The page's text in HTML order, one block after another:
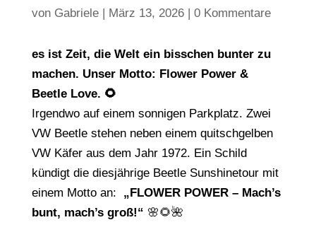
von Gabriele| März 13, 2026| 0 Kommentare
es ist Zeit, die Welt ein bisschen bunter zu
machen. Unser Motto: Flower Power &
Beetle Love. 🌻
Irgendwo auf einem sonnigen Parkplatz. Zwei
VW Beetle stehen neben einem quitschgelben
VW Käfer aus dem Jahr 1972. Ein Schild
kündigt die diesjährige Beetle Sunshinetour mit
einem Motto an: „FLOWER POWER – Mach’s
bunt, mach’s groß!“ 🌸🌻🌺